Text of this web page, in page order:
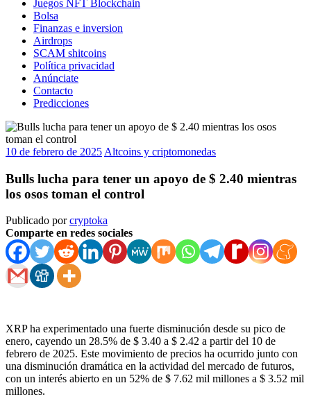
Juegos NFT Blockchain
Bolsa
Finanzas e inversion
Airdrops
SCAM shitcoins
Política privacidad
Anúnciate
Contacto
Predicciones
10 de febrero de 2025 Altcoins y criptomonedas
Bulls lucha para tener un apoyo de $ 2.40 mientras
los osos toman el control
Publicado porcryptoka
Comparte en redes sociales
XRP ha experimentado una fuerte disminución desde su pico de
enero, cayendo un 28.5% de $ 3.40 a $ 2.42 a partir del 10 de
febrero de 2025. Este movimiento de precios ha ocurrido junto con
una disminución dramática en la actividad del mercado de futuros,
con un interés abierto en un 52% de $ 7.62 mil millones a $ 3.52 mil
millones.